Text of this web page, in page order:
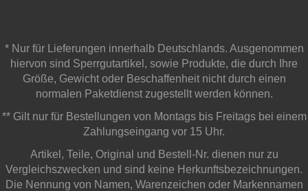
* Nur für Lieferungen innerhalb Deutschlands. Ausgenommen
hiervon sind Sperrgutartikel, sowie Produkte, die durch Ihre
Größe, Gewicht oder Beschaffenheit nicht durch einen
normalen Paketdienst zugestellt werden können.
** Gilt nur für Bestellungen von Montags bis Freitags bei einem
Zahlungseingang vor 15 Uhr.
Artikel, Teile, Original und Bestell-Nr. dienen nur zu
Vergleichszwecken und sind keine Herkunftsbezeichnungen.
Die Nennung von Namen, Warenzeichen oder Markennamen